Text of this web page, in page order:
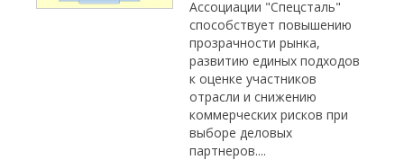
Ассоциации "Спецсталь"
способствует повышению
прозрачности рынка,
развитию единых подходов
к оценке участников
отрасли и снижению
коммерческих рисков при
выборе деловых
партнеров....